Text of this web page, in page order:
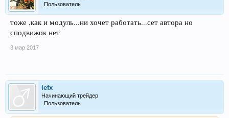
Пользователь
тоже ,как и модуль...ни хочет работать...сет автора но
сподвижок нет
3 мар 2017
lefx
Начинающий трейдер
Пользователь